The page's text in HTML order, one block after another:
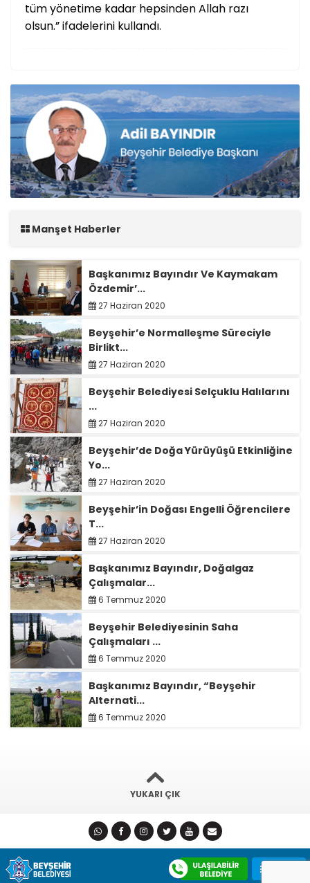
tüm yönetime kadar hepsinden Allah razı
olsun.” ifadelerini kullandı.
Manşet Haberler
Başkanımız Bayındır Ve Kaymakam
Özdemir’...
27 Haziran 2020
Beyşehir’e Normalleşme Süreciyle
Birlikt...
27 Haziran 2020
Beyşehir Belediyesi Selçuklu Halılarını
...
27 Haziran 2020
Beyşehir’de Doğa Yürüyüşü Etkinliğine
Yo...
27 Haziran 2020
Beyşehir’in Doğası Engelli Öğrencilere
T...
27 Haziran 2020
Başkanımız Bayındır, Doğalgaz
Çalışmalar...
6 Temmuz 2020
Beyşehir Belediyesinin Saha
Çalışmaları ...
6 Temmuz 2020
Başkanımız Bayındır, “Beyşehir
Alternati...
6 Temmuz 2020
YUKARI ÇIK